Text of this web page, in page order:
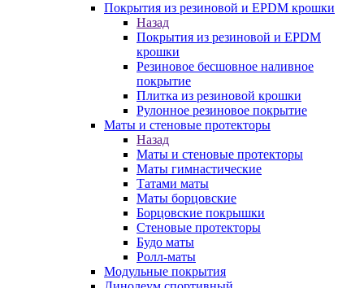
Покрытия из резиновой и EPDM крошки
Назад
Покрытия из резиновой и EPDM
крошки
Резиновое бесшовное наливное
покрытие
Плитка из резиновой крошки
Рулонное резиновое покрытие
Маты и стеновые протекторы
Назад
Маты и стеновые протекторы
Маты гимнастические
Татами маты
Маты борцовские
Борцовские покрышки
Стеновые протекторы
Будо маты
Ролл-маты
Модульные покрытия